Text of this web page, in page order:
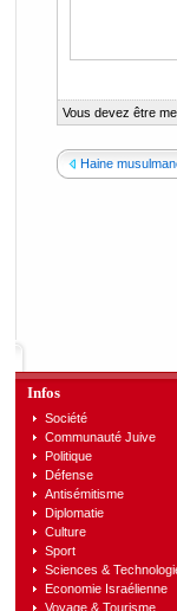
Vous devez être
Haine
Infos
Société
Communauté Juive
Politique
Défense
Antisémitisme
Diplomatie
Culture
Sport
Sciences &
Economie Israélienne
Voyage & Tourisme